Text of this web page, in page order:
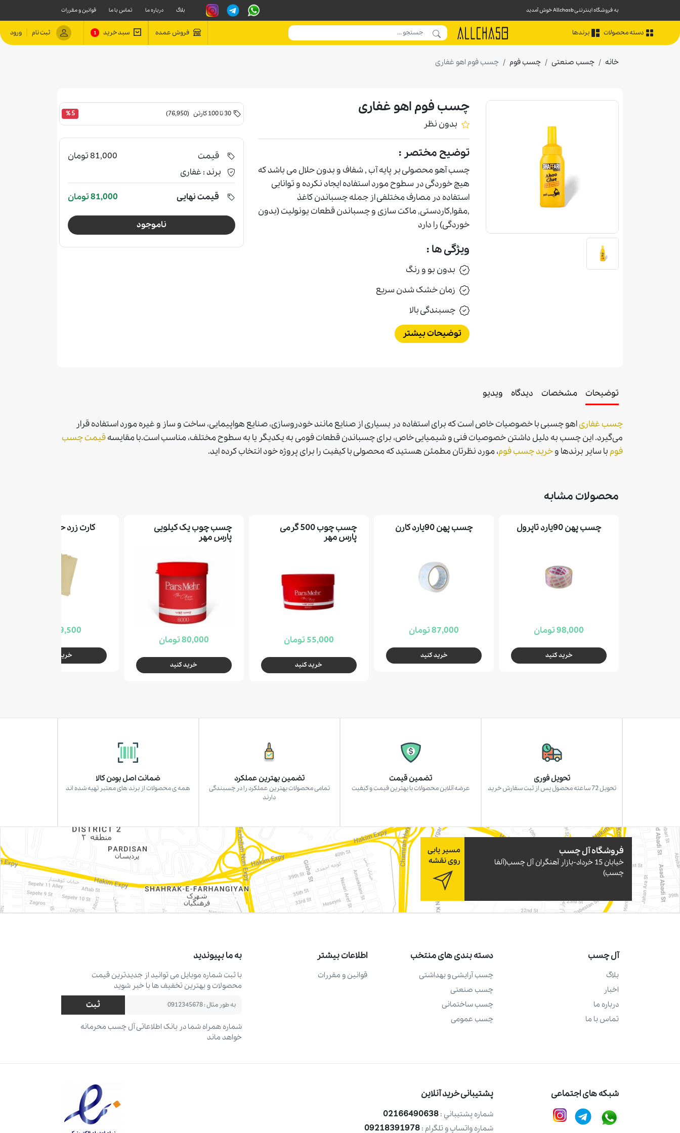
به فروشگاه اینترنتی Allchasb خوش آمدید بلاگ درباره ما تماس با ما قوانین و مقررات
دسته محصولات برندها فروش عمده سبد خرید 1 ثبت نام | ورود
خانه چسب صنعتی چسب فوم چسب فوم اهو غفاری
چسب فوم اهو غفاری
بدون نظر
توضیح مختصر :
چسب آهو محصولی بر پایه آب , شفاف و بدون حلال می باشد که
هیچ خوردگی در سطوح مورد استفاده ایجاد نکرده و توانایی
استفاده در مصارف مختلفی از جمله چسباندن کاغذ
,مقوا,کاردستی, ماکت سازی و چسباندن قطعات یونولیت (بدون
خوردگی) را دارد
ویژگی ها :
بدون بو و رنگ
زمان خشک شدن سریع
چسبندگی بالا
توضیحات بیشتر
30 تا 100 کارتن (76,950) 5 %
قیمت
81,000 تومان
برند :غفاری
قیمت نهایی 81,000 تومان
ناموجود
توضیحات مشخصات دیدگاه ویدیو
چسب غفاریاهو چسبی با خصوصیات خاص است که برای استفاده در بسیاری از صنایع مانند خودروسازی، صنایع هواپیمایی، ساخت و ساز و غیره مورد استفاده قرار
می‌گیرد. این چسب به دلیل داشتن خصوصیات فنی و شیمیایی خاص، برای چسباندن قطعات فومی به یکدیگر یا به سطوح مختلف، مناسب است.با مقايسهقيمت چسب
فومبا ساير برندها وخريد چسب فوم، مورد نظرتان مطمئن هستيد كه محصولی با كيفيت را برای پروژه خود انتخاب كرده ايد.
محصولات مشابه
چسب پهن 90يارد تاپرول
98,000 تومان
خرید کنید
چسب پهن 90يارد كارن
87,000 تومان
خرید کنید
چسب چوب 500 گرمی
پارس مهر
55,000 تومان
خرید کنید
چسب چوب یک کیلویی
پارس مهر
80,000 تومان
خرید کنید
کارت زرد حشرات فیکا
9,500 تومان
خرید کنید
تحویل فوری
تحویل 72 ساعته محصول پس از ثبت سفارش خرید
تضمین قیمت
عرضه آنلاین محصولات با بهترین قیمت و کیفیت
تضمین بهترین عملکرد
تمامی محصولات بهترین عملکرد را در چسبندگی
دارند
ضمانت اصل بودن کالا
همه ی محصولات از برند های معتبر تهیه شده اند
فروشگاه آل چسب
خيابان 15 خرداد-بازار آهنگران آل چسب(آلفا
چسب)
مسیر یابی
روی نقشه
آل چسب
بلاگ
اخبار
درباره ما
تماس با ما
دسته بندی های منتخب
چسب آرايشی و بهداشتی
چسب صنعتی
چسب ساختمانی
چسب عمومی
اطلاعات بیشتر
قوانین و مقررات
به ما بپیوندید
با ثبت شماره موبایل می ‌توانید از جدیدترین قیمت
محصولات و بهترین تخفیف ‌ها با خبر شوید
ثبت
شماره همراه شما در بانک اطلاعاتی آل چسب محرمانه
خواهد ماند
شبکه های اجتماعی پشتیبانی خرید آنلاین
شماره پشتيباني :02166490638
شماره واتساپ و تلگرام :09218391978